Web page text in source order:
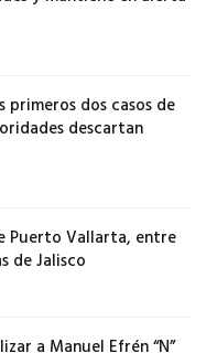
primeros dos casos de
descartan
Puerto Vallarta, entre
de Jalisco
a Manuel Efrén “N”